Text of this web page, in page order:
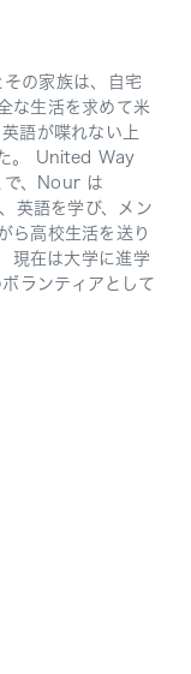
の家族は、自宅
な生活を求めて米
語が喋れない上
。 United Way
、Nour は
英語を学び、メン
ら高校生活を送り
現在は大学に進学
ランティアとして